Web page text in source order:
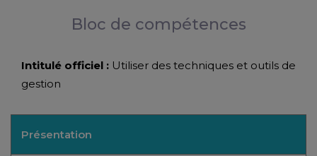
Bloc de compétences
Intitulé officiel : Utiliser des techniques et outils de
gestion
Présentation